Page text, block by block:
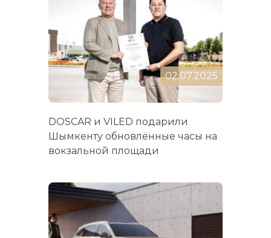
02.07.2025
DOSCAR и VILED подарили
Шымкенту обновлённые часы на
вокзальной площади